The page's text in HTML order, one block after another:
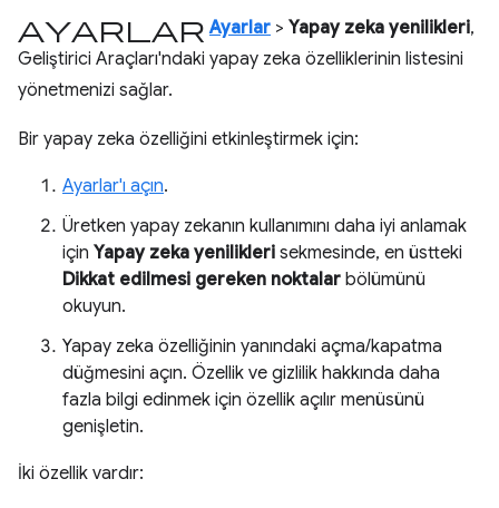
ayarlar Ayarlar > Yapay zeka yenilikleri,
Geliştirici Araçları'ndaki yapay zeka özelliklerinin listesini
yönetmenizi sağlar.
Bir yapay zeka özelliğini etkinleştirmek için:
Ayarlar'ı açın.
Üretken yapay zekanın kullanımını daha iyi anlamak
için Yapay zeka yenilikleri sekmesinde, en üstteki
Dikkat edilmesi gereken noktalar bölümünü
okuyun.
Yapay zeka özelliğinin yanındaki açma/kapatma
düğmesini açın. Özellik ve gizlilik hakkında daha
fazla bilgi edinmek için özellik açılır menüsünü
genişletin.
İki özellik vardır: